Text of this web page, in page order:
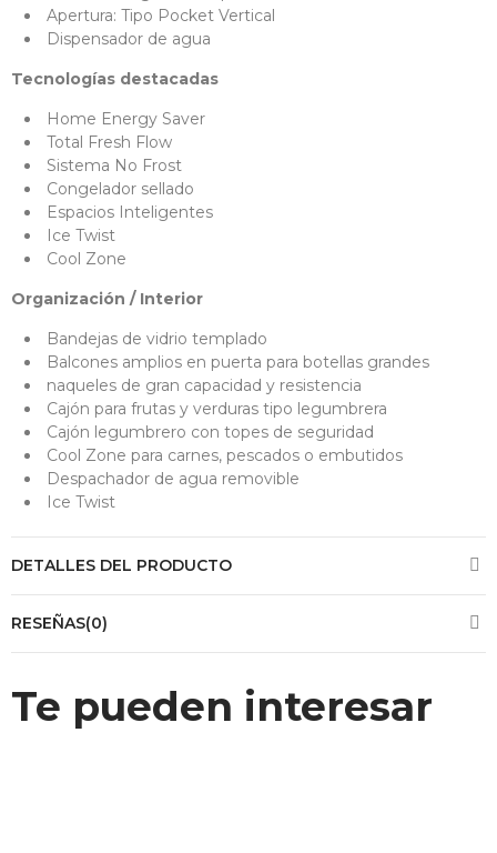
Apertura: Tipo Pocket Vertical
Dispensador de agua
Tecnologías destacadas
Home Energy Saver
Total Fresh Flow
Sistema No Frost
Congelador sellado
Espacios Inteligentes
Ice Twist
Cool Zone
Organización / Interior
Bandejas de vidrio templado
Balcones amplios en puerta para botellas grandes
naqueles de gran capacidad y resistencia
Cajón para frutas y verduras tipo legumbrera
Cajón legumbrero con topes de seguridad
Cool Zone para carnes, pescados o embutidos
Despachador de agua removible
Ice Twist
DETALLES DEL PRODUCTO
RESEÑAS(0)
Te pueden interesar